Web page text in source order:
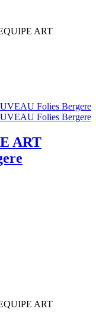
ART
ART
ART